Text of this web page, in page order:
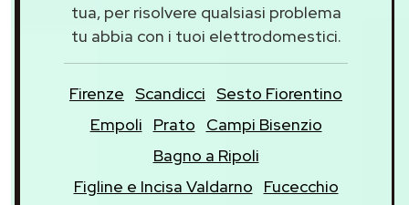
tua, per risolvere qualsiasi problema
tu abbia con i tuoi elettrodomestici.
Firenze Scandicci Sesto Fiorentino
Empoli
Prato
Campi Bisenzio
Bagno a Ripoli
Figline e Incisa Valdarno
Fucecchio